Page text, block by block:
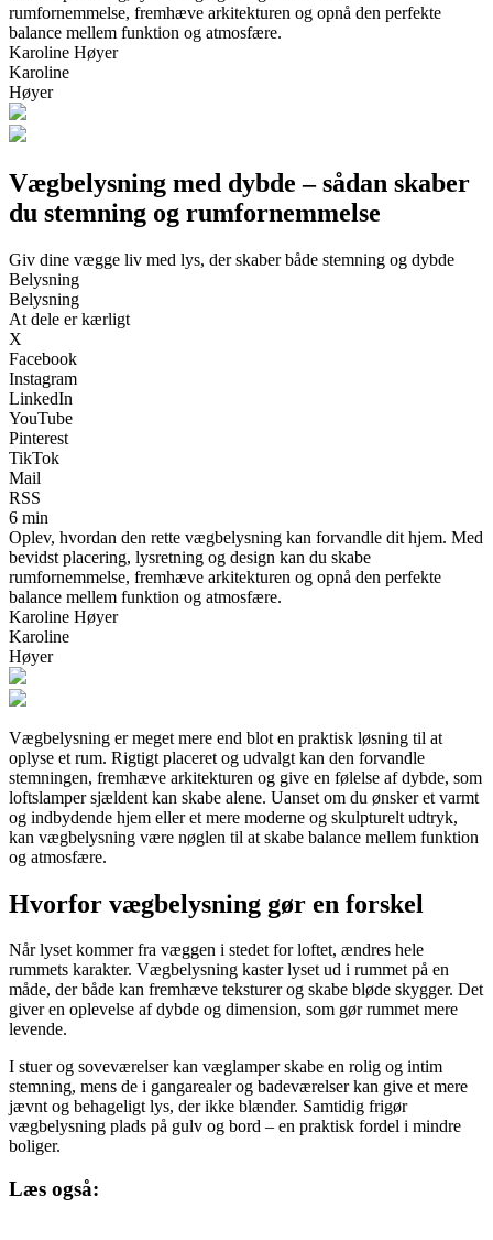
rumfornemmelse, fremhæve arkitekturen og opnå den perfekte
balance mellem funktion og atmosfære.
Karoline Høyer
Karoline
Høyer
Vægbelysning med dybde – sådan skaber
du stemning og rumfornemmelse
Giv dine vægge liv med lys, der skaber både stemning og dybde
Belysning
Belysning
At dele er kærligt
X
Facebook
Instagram
LinkedIn
YouTube
Pinterest
TikTok
Mail
RSS
6 min
Oplev, hvordan den rette vægbelysning kan forvandle dit hjem. Med
bevidst placering, lysretning og design kan du skabe
rumfornemmelse, fremhæve arkitekturen og opnå den perfekte
balance mellem funktion og atmosfære.
Karoline Høyer
Karoline
Høyer
Vægbelysning er meget mere end blot en praktisk løsning til at
oplyse et rum. Rigtigt placeret og udvalgt kan den forvandle
stemningen, fremhæve arkitekturen og give en følelse af dybde, som
loftslamper sjældent kan skabe alene. Uanset om du ønsker et varmt
og indbydende hjem eller et mere moderne og skulpturelt udtryk,
kan vægbelysning være nøglen til at skabe balance mellem funktion
og atmosfære.
Hvorfor vægbelysning gør en forskel
Når lyset kommer fra væggen i stedet for loftet, ændres hele
rummets karakter. Vægbelysning kaster lyset ud i rummet på en
måde, der både kan fremhæve teksturer og skabe bløde skygger. Det
giver en oplevelse af dybde og dimension, som gør rummet mere
levende.
I stuer og soveværelser kan væglamper skabe en rolig og intim
stemning, mens de i gangarealer og badeværelser kan give et mere
jævnt og behageligt lys, der ikke blænder. Samtidig frigør
vægbelysning plads på gulv og bord – en praktisk fordel i mindre
boliger.
Læs også: